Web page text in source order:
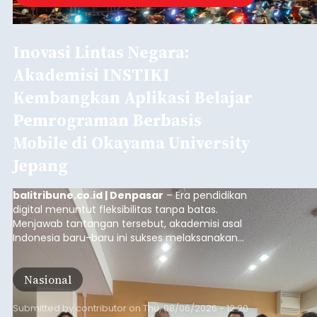
Inovasi Lintas Negara:
Akademisi INSTIKI
Kembangkan Aplikasi Belajar
Pemrograman Berbasis
Mobile di Okayama University
Jepang
balitribune.co.id | Denpasar – Era pendidikan
digital menuntut fleksibilitas tanpa batas.
Menjawab tantangan tersebut, akademisi asal
Indonesia baru-baru ini sukses melaksanakan
program Pengabdian Kepada Masyarakat (PKM)
skala internasional di Distributed Systems
Laboratory, Okayama University, Jepang.
Nasional
Submitted by contributor on Thu, 08/06/2026 - 12:20